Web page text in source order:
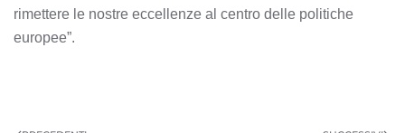
rimettere le nostre eccellenze al centro delle politiche
europee”.